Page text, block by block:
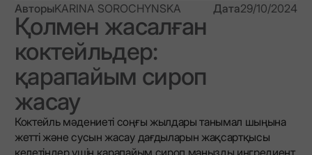
АвторыKARINA SOROCHYNSKA Дата29/10/2024
Қолмен жасалған
коктейльдер:
қарапайым сироп
жасау
Коктейль мәдениеті соңғы жылдары танымал шыңына
жетті және сусын жасау дағдыларын жақсартқысы
келетіндер үшін қарапайым сироп маңызды ингредиент